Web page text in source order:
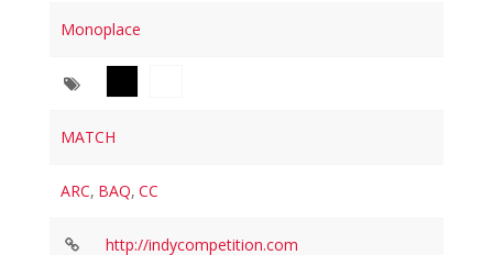
Monoplace
MATCH
ARC, BAQ, CC
http://indycompetition.com